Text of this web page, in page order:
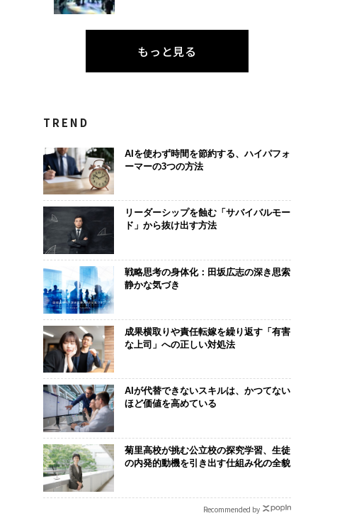
もっと見る
TREND
AIを使わず時間を節約する、ハイパフォ
ーマーの3つの方法
リーダーシップを蝕む「サバイバルモー
ド」から抜け出す方法
戦略思考の身体化：田坂広志の深き思索
静かな気づき
成果横取りや責任転嫁を繰り返す「有害
な上司」への正しい対処法
AIが代替できないスキルは、かつてない
ほど価値を高めている
菊里高校が挑む公立校の探究学習、生徒
の内発的動機を引き出す仕組み化の全貌
Recommended by